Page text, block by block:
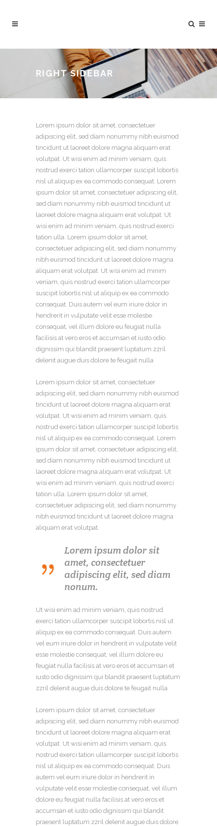
RIGHT SIDEBAR
Lorem ipsum dolor sit amet, consectetuer
adipiscing elit, sed diam nonummy nibh euismod
tincidunt ut laoreet dolore magna aliquam erat
volutpat. Ut wisi enim ad minim veniam, quis
nostrud exerci tation ullamcorper suscipit lobortis
nisl ut aliquip ex ea commodo consequat. Lorem
ipsum dolor sit amet, consectetuer adipiscing elit,
sed diam nonummy nibh euismod tincidunt ut
laoreet dolore magna aliquam erat volutpat. Ut
wisi enim ad minim veniam, quis nostrud exerci
tation ulla. Lorem ipsum dolor sit amet,
consectetuer adipiscing elit, sed diam nonummy
nibh euismod tincidunt ut laoreet dolore magna
aliquam erat volutpat. Ut wisi enim ad minim
veniam, quis nostrud exerci tation ullamcorper
suscipit lobortis nisl ut aliquip ex ea commodo
consequat. Duis autem vel eum iriure dolor in
hendrerit in vulputate velit esse molestie
consequat, vel illum dolore eu feugiat nulla
facilisis at vero eros et accumsan et iusto odio
dignissim qui blandit praesent luptatum zzril
delenit augue duis dolore te feugait nulla
Lorem ipsum dolor sit amet, consectetuer
adipiscing elit, sed diam nonummy nibh euismod
tincidunt ut laoreet dolore magna aliquam erat
volutpat. Ut wisi enim ad minim veniam, quis
nostrud exerci tation ullamcorper suscipit lobortis
nisl ut aliquip ex ea commodo consequat. Lorem
ipsum dolor sit amet, consectetuer adipiscing elit,
sed diam nonummy nibh euismod tincidunt ut
laoreet dolore magna aliquam erat volutpat. Ut
wisi enim ad minim veniam, quis nostrud exerci
tation ulla. Lorem ipsum dolor sit amet,
consectetuer adipiscing elit, sed diam nonummy
nibh euismod tincidunt ut laoreet dolore magna
aliquam erat volutpat.
Lorem ipsum dolor sit
amet, consectetuer
adipiscing elit, sed diam
nonum.
Ut wisi enim ad minim veniam, quis nostrud
exerci tation ullamcorper suscipit lobortis nisl ut
aliquip ex ea commodo consequat. Duis autem
vel eum iriure dolor in hendrerit in vulputate velit
esse molestie consequat, vel illum dolore eu
feugiat nulla facilisis at vero eros et accumsan et
iusto odio dignissim qui blandit praesent luptatum
zzril delenit augue duis dolore te feugait nulla
Lorem ipsum dolor sit amet, consectetuer
adipiscing elit, sed diam nonummy nibh euismod
tincidunt ut laoreet dolore magna aliquam erat
volutpat. Ut wisi enim ad minim veniam, quis
nostrud exerci tation ullamcorper suscipit lobortis
nisl ut aliquip ex ea commodo consequat. Duis
autem vel eum iriure dolor in hendrerit in
vulputate velit esse molestie consequat, vel illum
dolore eu feugiat nulla facilisis at vero eros et
accumsan et iusto odio dignissim qui blandit
praesent luptatum zzril delenit augue duis dolore